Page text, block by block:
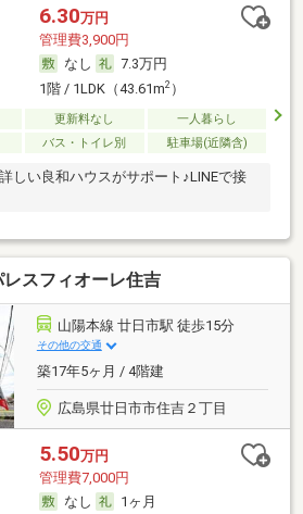
6.30万円
管理費3,900円
なし
7.3万円
1階 / 1LDK（43.61m2）
更新料なし
一人暮らし
バス・トイレ別 駐車場(近隣含)
しい良和ハウスがサポート♪LINEで接
レスフィオーレ住吉
山陽本線 廿日市駅 徒歩15分
その他の交通
築17年5ヶ月 / 4階建
広島県廿日市市住吉２丁目
5.50万円
管理費7,000円
なし
1ヶ月